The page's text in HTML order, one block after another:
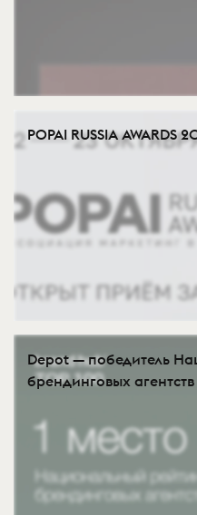
POPAI RUSSIA
Depot — победитель
брендинговых